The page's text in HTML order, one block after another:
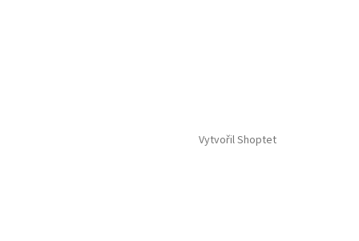
Vytvořil Shoptet